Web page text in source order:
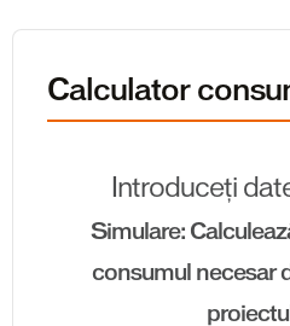
Calculator
Introduceți
Simulare:
consumul necesar